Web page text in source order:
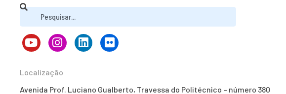
Localização
Avenida Prof. Luciano Gualberto, Travessa do Politécnico – número 380